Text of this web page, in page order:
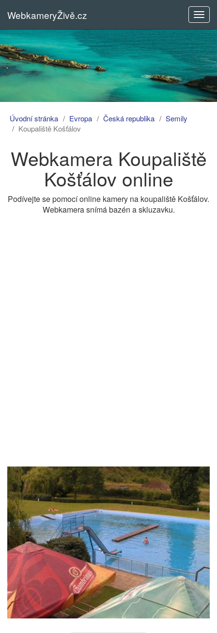
menu
WebkameryŽivě.cz
Úvodní stránka Evropa Česká republika
Semily
Koupaliště Košťálov
Webkamera Koupaliště
Košťálov online
Podívejte se pomocí online kamery na koupaliště Košťálov.
Webkamera snímá bazén a skluzavku.